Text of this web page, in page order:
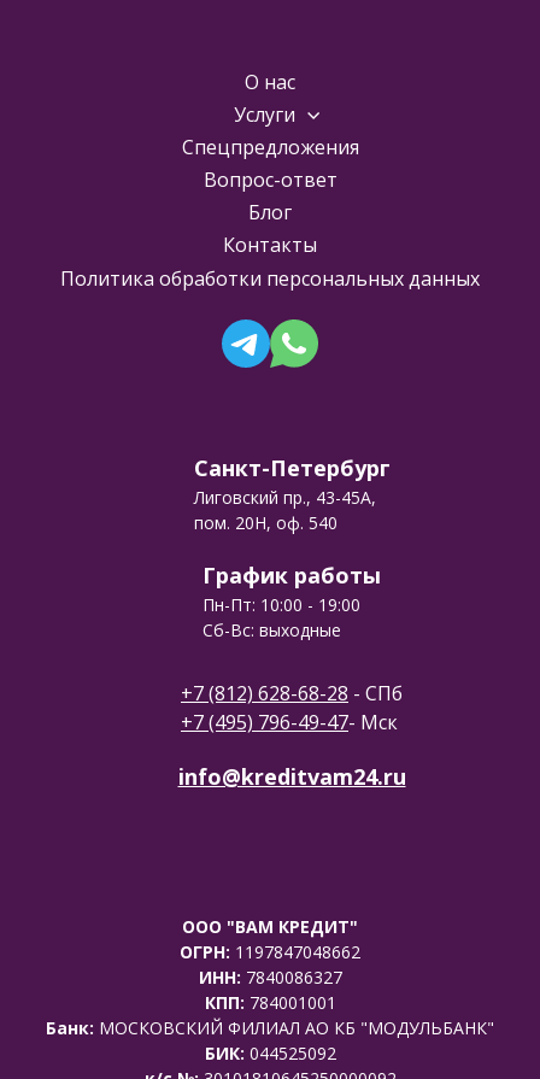
О нас
Услуги
Спецпредложения
Вопрос-ответ
Блог
Контакты
Политика обработки персональных данных
Санкт-Петербург
Лиговский пр., 43-45А,
пом. 20Н, оф. 540
График работы
Пн-Пт: 10:00 - 19:00
Сб-Вс: выходные
+7 (812) 628-68-28 - СПб
+7 (495) 796-49-47- Мск
info@kreditvam24.ru
ООО "ВАМ КРЕДИТ"
ОГРН: 1197847048662
ИНН: 7840086327
КПП: 784001001
Банк: МОСКОВСКИЙ ФИЛИАЛ АО КБ "МОДУЛЬБАНК"
БИК: 044525092